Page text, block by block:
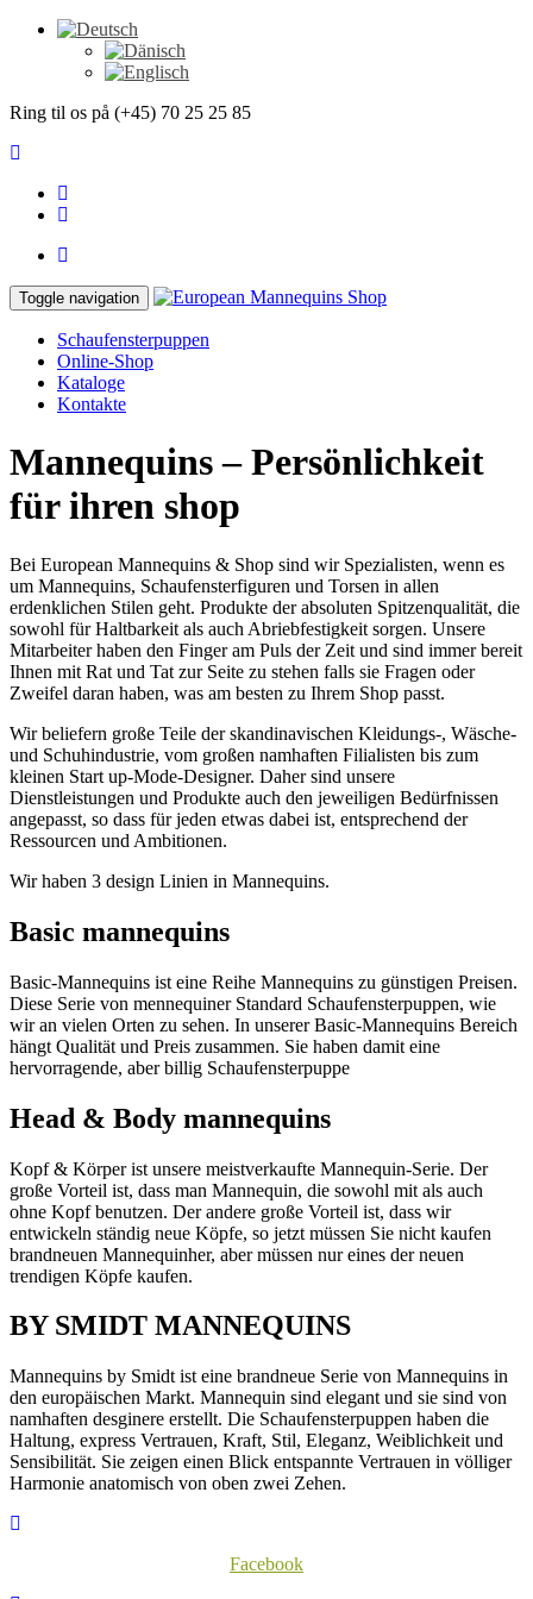
Ring til os på (+45) 70 25 25 85
Toggle navigation
Schaufensterpuppen
Online-Shop
Kataloge
Kontakte
Mannequins – Persönlichkeit
für ihren shop
Bei European Mannequins & Shop sind wir Spezialisten, wenn es
um Mannequins, Schaufensterfiguren und Torsen in allen
erdenklichen Stilen geht. Produkte der absoluten Spitzenqualität, die
sowohl für Haltbarkeit als auch Abriebfestigkeit sorgen. Unsere
Mitarbeiter haben den Finger am Puls der Zeit und sind immer bereit
Ihnen mit Rat und Tat zur Seite zu stehen falls sie Fragen oder
Zweifel daran haben, was am besten zu Ihrem Shop passt.
Wir beliefern große Teile der skandinavischen Kleidungs-, Wäsche-
und Schuhindustrie, vom großen namhaften Filialisten bis zum
kleinen Start up-Mode-Designer. Daher sind unsere
Dienstleistungen und Produkte auch den jeweiligen Bedürfnissen
angepasst, so dass für jeden etwas dabei ist, entsprechend der
Ressourcen und Ambitionen.
Wir haben 3 design Linien in Mannequins.
Basic mannequins
Basic-Mannequins ist eine Reihe Mannequins zu günstigen Preisen.
Diese Serie von mennequiner Standard Schaufensterpuppen, wie
wir an vielen Orten zu sehen. In unserer Basic-Mannequins Bereich
hängt Qualität und Preis zusammen. Sie haben damit eine
hervorragende, aber billig Schaufensterpuppe
Head & Body mannequins
Kopf & Körper ist unsere meistverkaufte Mannequin-Serie. Der
große Vorteil ist, dass man Mannequin, die sowohl mit als auch
ohne Kopf benutzen. Der andere große Vorteil ist, dass wir
entwickeln ständig neue Köpfe, so jetzt müssen Sie nicht kaufen
brandneuen Mannequinher, aber müssen nur eines der neuen
trendigen Köpfe kaufen.
BY SMIDT MANNEQUINS
Mannequins by Smidt ist eine brandneue Serie von Mannequins in
den europäischen Markt. Mannequin sind elegant und sie sind von
namhaften desginere erstellt. Die Schaufensterpuppen haben die
Haltung, express Vertrauen, Kraft, Stil, Eleganz, Weiblichkeit und
Sensibilität. Sie zeigen einen Blick entspannte Vertrauen in völliger
Harmonie anatomisch von oben zwei Zehen.
Facebook